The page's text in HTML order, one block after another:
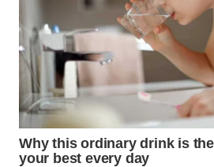
LABUANBAJO
WN
BORNEO
Wahana
Media
Group